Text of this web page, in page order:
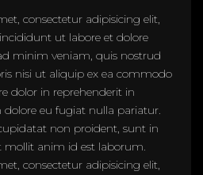
consectetur adipisicing elit,
ut labore et dolore
minim veniam, quis nostrud
nisi ut aliquip ex ea commodo
dolor in reprehenderit in
dolore eu fugiat nulla pariatur.
non proident, sunt in
mollit anim id est laborum.
consectetur adipisicing elit,